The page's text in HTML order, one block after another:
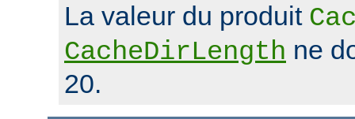
La valeur du produit
CacheDirLength ne
20.